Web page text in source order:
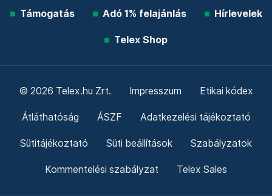
Támogatás Adó 1% felajánlás Hírlevelek
Telex Shop
© 2026 Telex.hu Zrt. Impresszum Etikai kódex
Átláthatóság ÁSZF Adatkezelési tájékoztató
Sütitájékoztató Süti beállítások Szabályzatok
Kommentelési szabályzat Telex Sales